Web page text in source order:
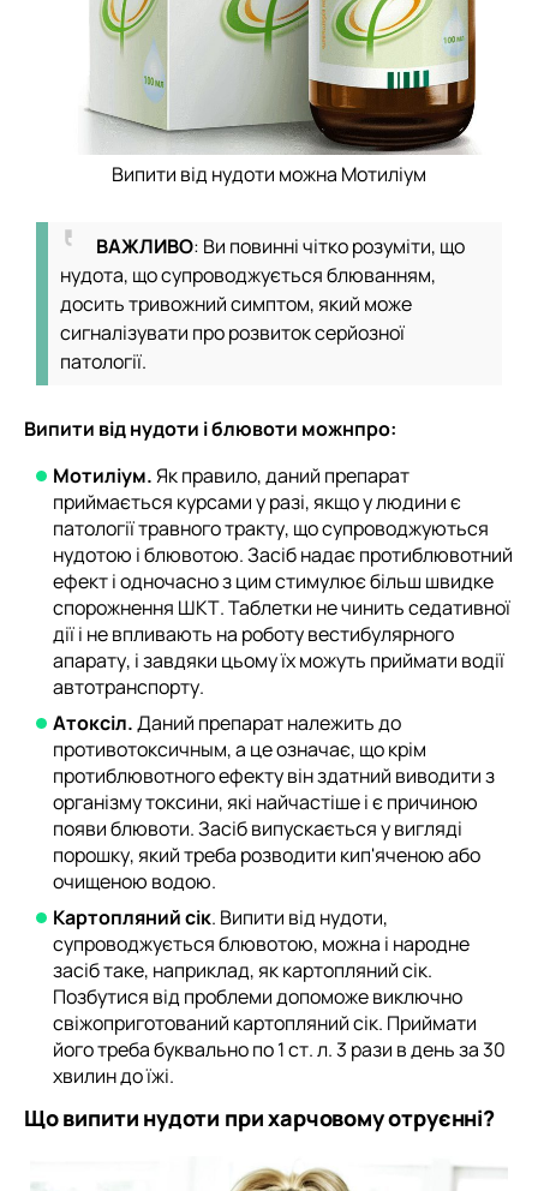
Випити від нудоти можна Мотиліум
ВАЖЛИВО: Ви повинні чітко розуміти, що
нудота, що супроводжується блюванням,
досить тривожний симптом, який може
сигналізувати про розвиток серйозної
патології.
Випити від нудоти і блювоти можнпро:
Мотиліум.Як правило, даний препарат
приймається курсами у разі, якщо у людини є
патології травного тракту, що супроводжуються
нудотою і блювотою. Засіб надає протиблювотний
ефект і одночасно з цим стимулює більш швидке
спорожнення ШКТ. Таблетки не чинить седативної
дії і не впливають на роботу вестибулярного
апарату, і завдяки цьому їх можуть приймати водії
автотранспорту.
Атоксіл.Даний препарат належить до
противотоксичным, а це означає, що крім
протиблювотного ефекту він здатний виводити з
організму токсини, які найчастіше і є причиною
появи блювоти. Засіб випускається у вигляді
порошку, який треба розводити кип'яченою або
очищеною водою.
Картопляний сік. Випити від нудоти,
супроводжується блювотою, можна і народне
засіб таке, наприклад, як картопляний сік.
Позбутися від проблеми допоможе виключно
свіжоприготований картопляний сік. Приймати
його треба буквально по 1 ст. л. 3 рази в день за 30
хвилин до їжі.
Що випити нудоти при харчовому отруєнні?